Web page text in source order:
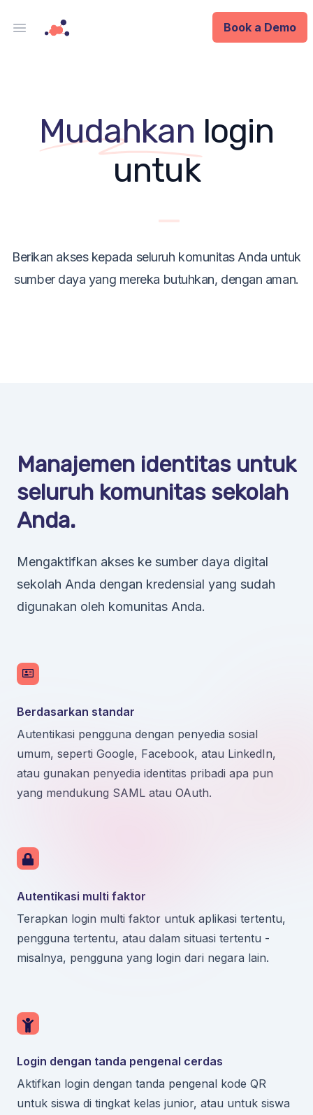
Open main menu
Book a Demo
Company
Mudahkan login
untuk
siswa
Berikan akses kepada seluruh komunitas Anda untuk
sumber daya yang mereka butuhkan, dengan aman.
Manajemen identitas untuk
seluruh komunitas sekolah
Anda.
Mengaktifkan akses ke sumber daya digital
sekolah Anda dengan kredensial yang sudah
digunakan oleh komunitas Anda.
Berdasarkan standar
Autentikasi pengguna dengan penyedia sosial
umum, seperti Google, Facebook, atau LinkedIn,
atau gunakan penyedia identitas pribadi apa pun
yang mendukung SAML atau OAuth.
Autentikasi multi faktor
Terapkan login multi faktor untuk aplikasi tertentu,
pengguna tertentu, atau dalam situasi tertentu -
misalnya, pengguna yang login dari negara lain.
Login dengan tanda pengenal cerdas
Aktifkan login dengan tanda pengenal kode QR
untuk siswa di tingkat kelas junior, atau untuk siswa